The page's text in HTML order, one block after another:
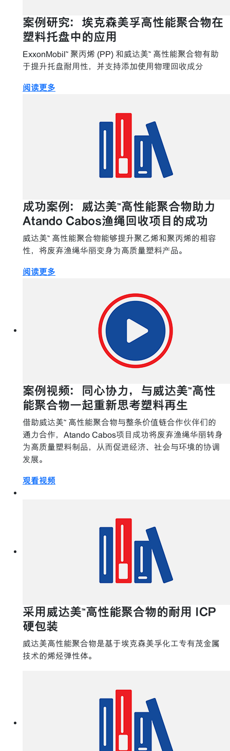
案例研究：埃克森美孚高性能聚合物在
塑料托盘中的应用
ExxonMobil™ 聚丙烯 (PP) 和威达美™ 高性能聚合物有助
于提升托盘耐用性，并支持添加使用物理回收成分
阅读更多
成功案例：威达美™高性能聚合物助力
Atando Cabos渔绳回收项目的成功
威达美™ 高性能聚合物能够提升聚乙烯和聚丙烯的相容
性，将废弃渔绳华丽变身为高质量塑料产品。
阅读更多
案例视频：同心协力，与威达美™高性
能聚合物一起重新思考塑料再生
借助威达美™ 高性能聚合物与整条价值链合作伙伴们的
通力合作，Atando Cabos项目成功将废弃渔绳华丽转身
为高质量塑料制品，从而促进经济、社会与环境的协调
发展。
观看视频
采用威达美™高性能聚合物的耐用 ICP
硬包装
威达美高性能聚合物是基于埃克森美孚化工专有茂金属
技术的烯烃弹性体。